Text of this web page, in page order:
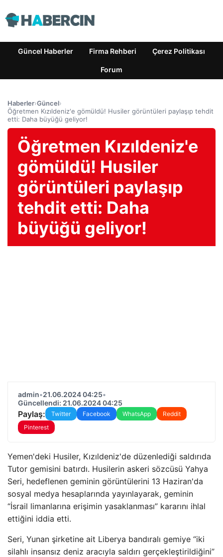
Güncel Haberler Firma Rehberi Çerez Politikası
Forum
Haberler›Güncel›
Öğretmen Kızıldeniz'e gömüldü! Husiler görüntüleri paylaşıp tehdit
etti: Daha büyüğü geliyor!
Öğretmen Kızıldeniz'e
gömüldü! Husiler
görüntüleri paylaşıp
tehdit etti: Daha
büyüğü geliyor!
admin•21.06.2024 04:25•
Güncellendi: 21.06.2024 04:25
Paylaş: Twitter Facebook WhatsApp
Reddit
Pinterest
Yemen'deki Husiler, Kızıldeniz'de düzenlediği saldırıda
Tutor gemisini batırdı. Husilerin askeri sözcüsü Yahya
Seri, hedeflenen geminin görüntülerini 13 Haziran'da
sosyal medya hesaplarında yayınlayarak, geminin
“İsrail limanlarına erişimin yasaklanması” kararını ihlal
ettiğini iddia etti.
Seri, Yunan şirketine ait Liberya bandıralı gemiye “iki
silahlı insansız deniz aracıyla saldırı gerçekleştirildiğini”